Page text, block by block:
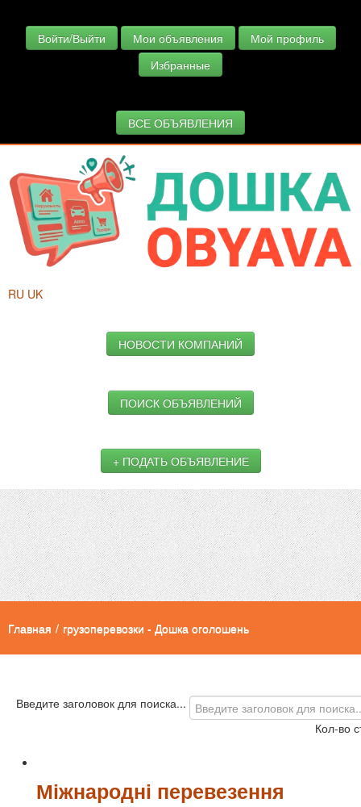
Войти/Выйти Мои объявления
Мой профиль
Избранные
ВСЕ ОБЪЯВЛЕНИЯ
RU UK
НОВОСТИ КОМПАНИЙ
ПОИСК ОБЪЯВЛЕНИЙ
+ ПОДАТЬ ОБЪЯВЛЕНИЕ
Главная / грузоперевозки - Дошка оголошень
Введите заголовок для поиска...
Кол-во
Міжнародні перевезення